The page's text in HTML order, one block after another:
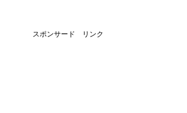
スポンサード リンク